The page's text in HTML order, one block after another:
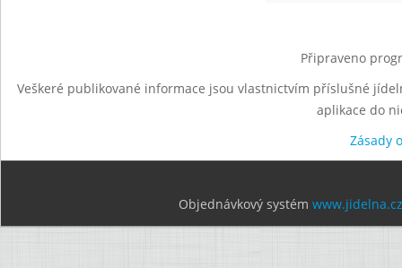
Připraveno
Veškeré publikované informace jsou vlastnictvím příslušné
aplikace do
Zásady
Objednávkový systém www.jidelna.cz